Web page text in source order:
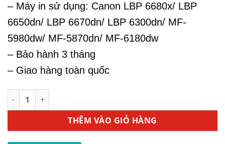
– Máy in sử dụng: Canon LBP 6680x/ LBP
6650dn/ LBP 6670dn/ LBP 6300dn/ MF-
5980dw/ MF-5870dn/ MF-6180dw
– Bảo hành 3 tháng
– Giao hàng toàn quốc
Mực In Canon 319 - Dùng Cho Máy In LBP 6670dn số lượng
THÊM VÀO GIỎ HÀNG